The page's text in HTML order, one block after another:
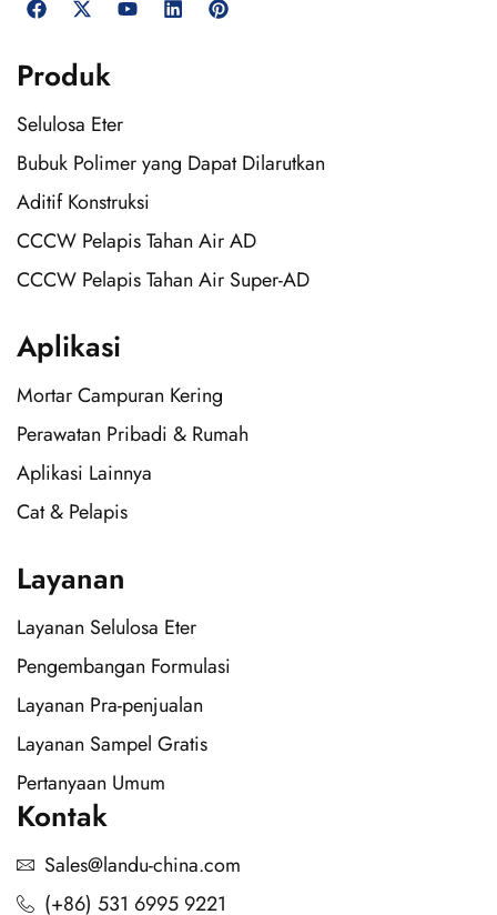
Produk
Selulosa Eter
Bubuk Polimer yang Dapat Dilarutkan
Aditif Konstruksi
CCCW Pelapis Tahan Air AD
CCCW Pelapis Tahan Air Super-AD
Aplikasi
Mortar Campuran Kering
Perawatan Pribadi & Rumah
Aplikasi Lainnya
Cat & Pelapis
Layanan
Layanan Selulosa Eter
Pengembangan Formulasi
Layanan Pra-penjualan
Layanan Sampel Gratis
Pertanyaan Umum
Kontak
Sales@landu-china.com
(+86) 531 6995 9221